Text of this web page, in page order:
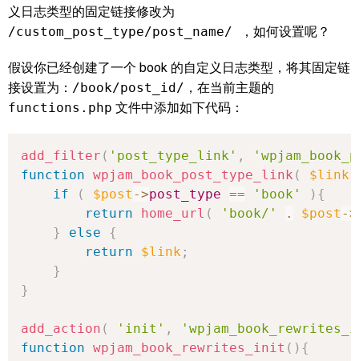
义日志类型的固定链接修改为
/custom_post_type/post_name/
，如何设置呢？
假设你已经创建了一个 book 的自定义日志类型，将其固定链
接设置为： /book/post_id/ ，在当前主题的
functions.php 文件中添加如下代码：
add_filter ( 'post_type_link' ,
function wpjam_book_post_type_link ( $link
if
( $post ->post_type == 'book' ) {
return
home_url ( 'book/' . $post ->
}
else
{
return
$link ;
}
}
add_action ( 'init' ,
function wpjam_book_rewrites_init ( ) {